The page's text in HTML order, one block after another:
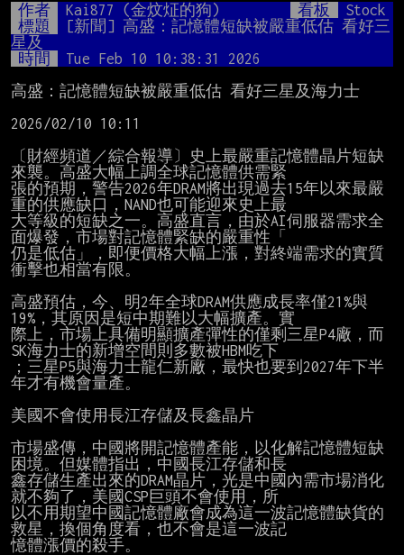
Mute
作者 Kai877 (金炆炡的狗) 看板
Stock
標題
[新聞] 高盛：記憶體短缺被嚴重低估 看好三
星及
時間
Tue Feb 10 10:38:31 2026
高盛：記憶體短缺被嚴重低估 看好三星及海力士
2026/02/10 10:11
〔財經頻道／綜合報導〕史上最嚴重記憶體晶片短缺
來襲。高盛大幅上調全球記憶體供需緊
張的預期，警告2026年DRAM將出現過去15年以來最嚴
重的供應缺口，NAND也可能迎來史上最
大等級的短缺之一。高盛直言，由於AI伺服器需求全
面爆發，市場對記憶體緊缺的嚴重性「
仍是低估」，即便價格大幅上漲，對終端需求的實質
衝擊也相當有限。
高盛預估，今、明2年全球DRAM供應成長率僅21%與
19%，其原因是短中期難以大幅擴產。實
際上，市場上具備明顯擴產彈性的僅剩三星P4廠，而
SK海力士的新增空間則多數被HBM吃下
；三星P5與海力士龍仁新廠，最快也要到2027年下半
年才有機會量產。
美國不會使用長江存儲及長鑫晶片
市場盛傳，中國將開記憶體產能，以化解記憶體短缺
困境。但媒體指出，中國長江存儲和長
鑫存儲生產出來的DRAM晶片，光是中國內需市場消化
就不夠了，美國CSP巨頭不會使用，所
以不用期望中國記憶體廠會成為這一波記憶體缺貨的
救星，換個角度看，也不會是這一波記
憶體漲價的殺手。